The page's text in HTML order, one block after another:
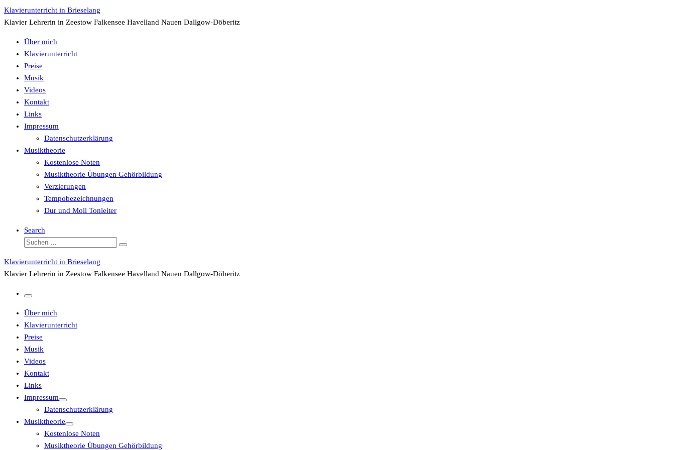
Zum
Inhalt
Klavierunterricht in Brieselang
Klavier Lehrerin in Zeestow Falkensee Havelland Nauen Dallgow-Döberitz
Über mich
Klavierunterricht
Preise
Musik
Videos
Kontakt
Links
Impressum
Datenschutzerklärung
Musiktheorie
Kostenlose Noten
Musiktheorie Übungen Gehörbildung
Verzierungen
Tempobezeichnungen
Dur und Moll Tonleiter
Search
Suche
Suchen …
Klavierunterricht in Brieselang
Klavier Lehrerin in Zeestow Falkensee Havelland Nauen Dallgow-Döberitz
Menü
Über mich
Klavierunterricht
Preise
Musik
Videos
Kontakt
Links
Impressum
Datenschutzerklärung
Musiktheorie
Kostenlose Noten
Musiktheorie Übungen Gehörbildung